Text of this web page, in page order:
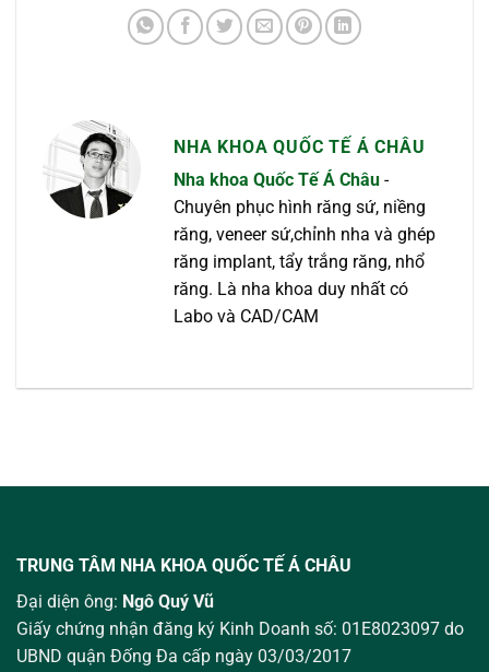
NHA KHOA QUỐC TẾ Á CHÂU
Nha khoa Quốc Tế Á Châu -
Chuyên phục hình răng sứ, niềng
răng, veneer sứ,chỉnh nha và ghép
răng implant, tẩy trắng răng, nhổ
răng. Là nha khoa duy nhất có
Labo và CAD/CAM
TRUNG TÂM NHA KHOA QUỐC TẾ Á CHÂU
Đại diện ông: Ngô Quý Vũ
Giấy chứng nhận đăng ký Kinh Doanh số: 01E8023097 do
UBND quận Đống Đa cấp ngày 03/03/2017